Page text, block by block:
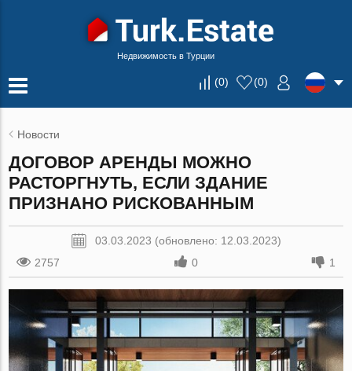
Недвижимость в Турции
(0) (0)
Новости
ДОГОВОР АРЕНДЫ МОЖНО
РАСТОРГНУТЬ, ЕСЛИ ЗДАНИЕ
ПРИЗНАНО РИСКОВАННЫМ
03.03.2023 (обновлено: 12.03.2023)
2757
0 1